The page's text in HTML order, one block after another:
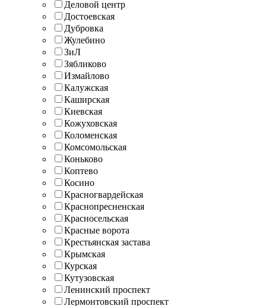
Деловой центр
Достоевская
Дубровка
Жулебино
ЗиЛ
Зябликово
Измайлово
Калужская
Каширская
Киевская
Кожуховская
Коломенская
Комсомольская
Коньково
Коптево
Косино
Красногвардейская
Краснопресненская
Красносельская
Красные ворота
Крестьянская застава
Крымская
Курская
Кутузовская
Ленинский проспект
Лермонтовский проспект